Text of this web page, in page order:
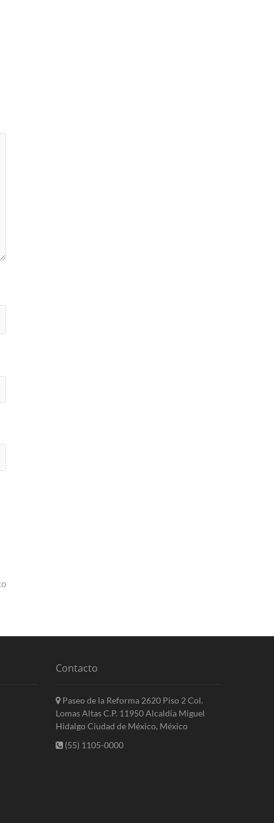
Contacto
Paseo de la Reforma 2620 Piso 2 Col.
Lomas Altas C.P. 11950 Alcaldia Miguel
Hidalgo Ciudad de México, México
(55) 1105-0000